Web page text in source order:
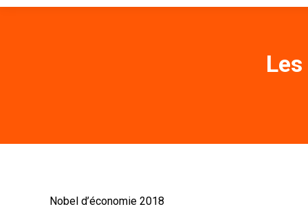
Nobel d’économie 2018